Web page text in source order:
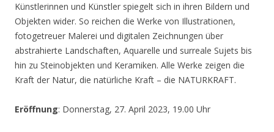
Künstlerinnen und Künstler spiegelt sich in ihren Bildern und
Objekten wider. So reichen die Werke von Illustrationen,
fotogetreuer Malerei und digitalen Zeichnungen über
abstrahierte Landschaften, Aquarelle und surreale Sujets bis
hin zu Steinobjekten und Keramiken. Alle Werke zeigen die
Kraft der Natur, die natürliche Kraft – die NATURKRAFT.
Eröffnung: Donnerstag, 27. April 2023, 19.00 Uhr